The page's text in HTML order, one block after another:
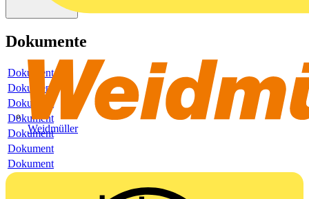
Weidmüller
Dokumente
Dokument
Dokument
Dokument
Dokument
Dokument
Dokument
Dokument